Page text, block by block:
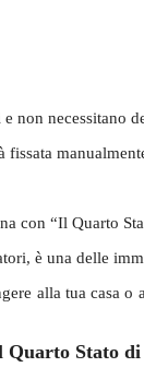
non necessitano
con “Il Quarto
è una delle
alla tua casa
Quarto Stato di